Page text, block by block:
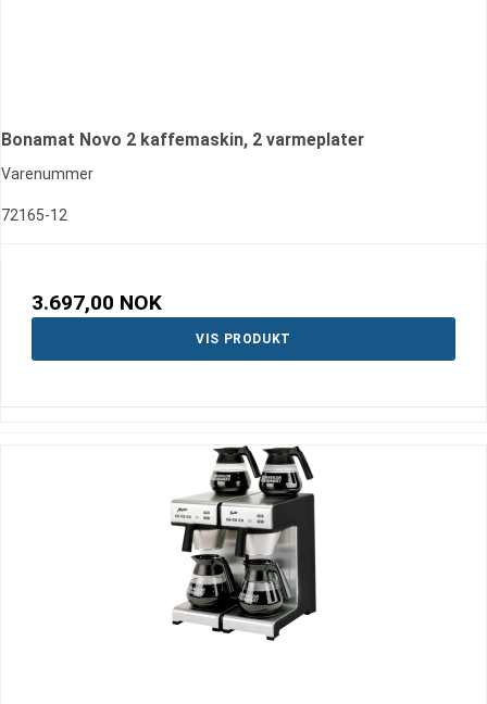
Bonamat Novo 2 kaffemaskin, 2 varmeplater
Varenummer
72165-12
3.697,00 NOK
VIS PRODUKT